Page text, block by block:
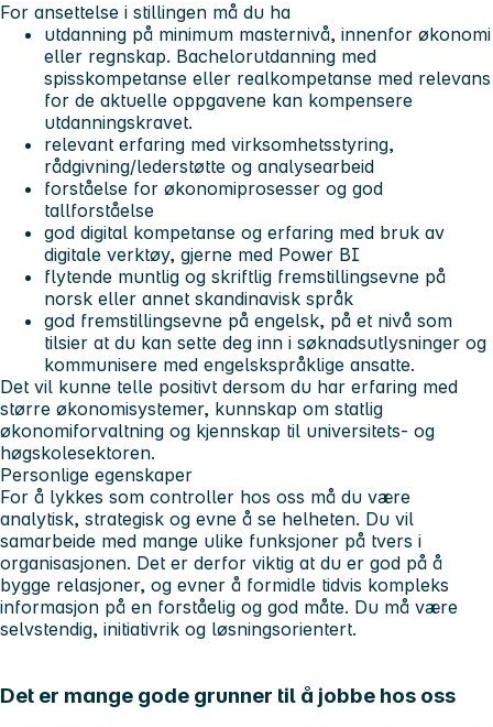
For ansettelse i stillingen må du ha
utdanning på minimum masternivå, innenfor økonomi
eller regnskap. Bachelorutdanning med
spisskompetanse eller realkompetanse med relevans
for de aktuelle oppgavene kan kompensere
utdanningskravet.
relevant erfaring med virksomhetsstyring,
rådgivning/lederstøtte og analysearbeid
forståelse for økonomiprosesser og god
tallforståelse
god digital kompetanse og erfaring med bruk av
digitale verktøy, gjerne med Power BI
flytende muntlig og skriftlig fremstillingsevne på
norsk eller annet skandinavisk språk
god fremstillingsevne på engelsk, på et nivå som
tilsier at du kan sette deg inn i søknadsutlysninger og
kommunisere med engelskspråklige ansatte.
Det vil kunne telle positivt dersom du har erfaring med
større økonomisystemer, kunnskap om statlig
økonomiforvaltning og kjennskap til universitets- og
høgskolesektoren.
Personlige egenskaper
For å lykkes som controller hos oss må du være
analytisk, strategisk og evne å se helheten. Du vil
samarbeide med mange ulike funksjoner på tvers i
organisasjonen. Det er derfor viktig at du er god på å
bygge relasjoner, og evner å formidle tidvis kompleks
informasjon på en forståelig og god måte. Du må være
selvstendig, initiativrik og løsningsorientert.
Det er mange gode grunner til å jobbe hos oss